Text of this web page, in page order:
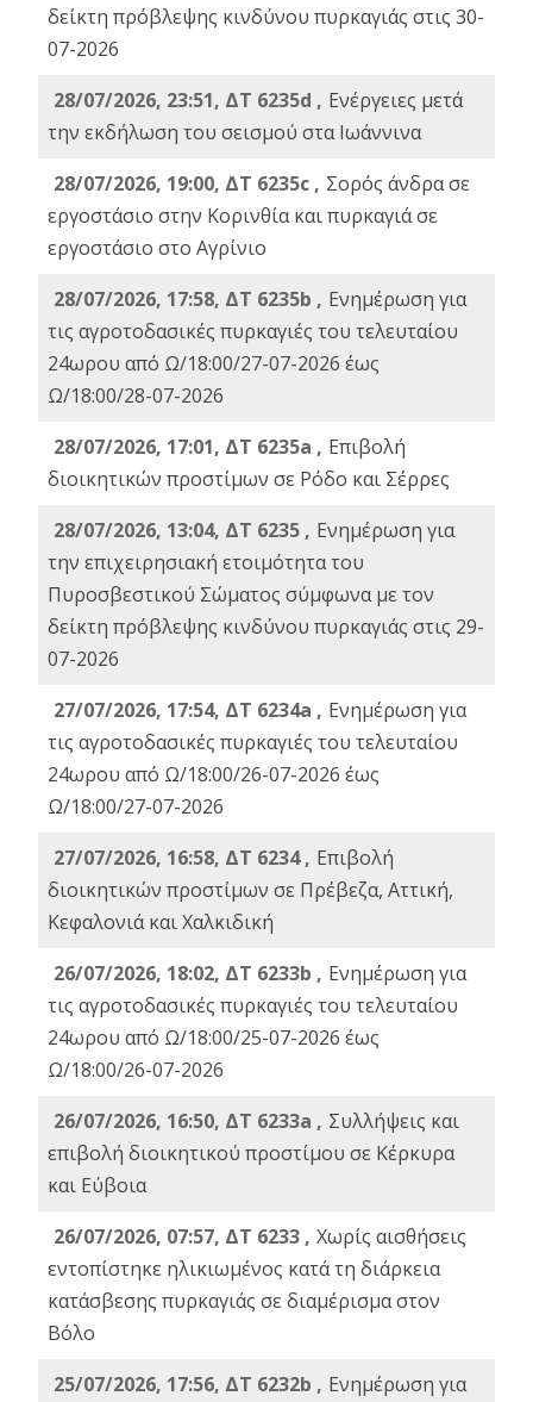
δείκτη πρόβλεψης κινδύνου πυρκαγιάς στις 30-
07-2026
28/07/2026, 23:51, ΔΤ 6235d , Ενέργειες μετά
την εκδήλωση του σεισμού στα Ιωάννινα
28/07/2026, 19:00, ΔΤ 6235c , Σορός άνδρα σε
εργοστάσιο στην Κορινθία και πυρκαγιά σε
εργοστάσιο στο Αγρίνιο
28/07/2026, 17:58, ΔΤ 6235b , Ενημέρωση για
τις αγροτοδασικές πυρκαγιές του τελευταίου
24ωρου από Ω/18:00/27-07-2026 έως
Ω/18:00/28-07-2026
28/07/2026, 17:01, ΔΤ 6235a , Eπιβολή
διοικητικών προστίμων σε Ρόδο και Σέρρες
28/07/2026, 13:04, ΔΤ 6235 , Ενημέρωση για
την επιχειρησιακή ετοιμότητα του
Πυροσβεστικού Σώματος σύμφωνα με τον
δείκτη πρόβλεψης κινδύνου πυρκαγιάς στις 29-
07-2026
27/07/2026, 17:54, ΔΤ 6234a , Ενημέρωση για
τις αγροτοδασικές πυρκαγιές του τελευταίου
24ωρου από Ω/18:00/26-07-2026 έως
Ω/18:00/27-07-2026
27/07/2026, 16:58, ΔΤ 6234 , Eπιβολή
διοικητικών προστίμων σε Πρέβεζα, Αττική,
Κεφαλονιά και Χαλκιδική
26/07/2026, 18:02, ΔΤ 6233b , Ενημέρωση για
τις αγροτοδασικές πυρκαγιές του τελευταίου
24ωρου από Ω/18:00/25-07-2026 έως
Ω/18:00/26-07-2026
26/07/2026, 16:50, ΔΤ 6233a , Συλλήψεις και
επιβολή διοικητικού προστίμου σε Κέρκυρα
και Εύβοια
26/07/2026, 07:57, ΔΤ 6233 , Χωρίς αισθήσεις
εντοπίστηκε ηλικιωμένος κατά τη διάρκεια
κατάσβεσης πυρκαγιάς σε διαμέρισμα στον
Βόλο
25/07/2026, 17:56, ΔΤ 6232b , Ενημέρωση για